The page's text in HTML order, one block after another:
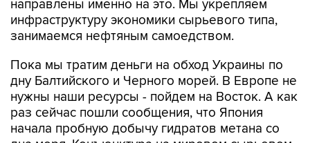
направлены именно на это. Мы укрепляем
инфраструктуру экономики сырьевого типа,
занимаемся нефтяным самоедством.
Пока мы тратим деньги на обход Украины по
дну Балтийского и Черного морей. В Европе не
нужны наши ресурсы - пойдем на Восток. А как
раз сейчас пошли сообщения, что Япония
начала пробную добычу гидратов метана со